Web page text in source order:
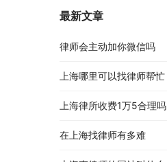
最新文章
律师会主动加你微信吗
上海哪里可以找律师帮忙
上海律所收费1万5合理吗
在上海找律师有多难